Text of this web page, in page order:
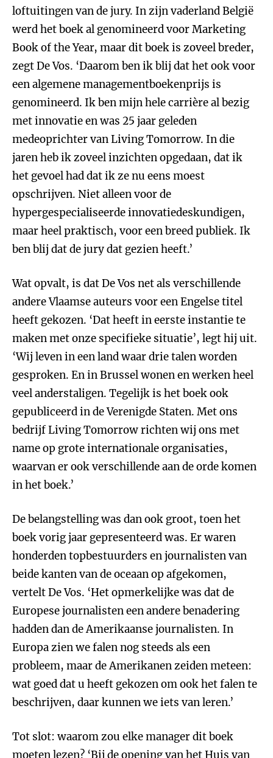
loftuitingen van de jury. In zijn vaderland België
werd het boek al genomineerd voor Marketing
Book of the Year, maar dit boek is zoveel breder,
zegt De Vos. ‘Daarom ben ik blij dat het ook voor
een algemene managementboekenprijs is
genomineerd. Ik ben mijn hele carrière al bezig
met innovatie en was 25 jaar geleden
medeoprichter van Living Tomorrow. In die
jaren heb ik zoveel inzichten opgedaan, dat ik
het gevoel had dat ik ze nu eens moest
opschrijven. Niet alleen voor de
hypergespecialiseerde innovatiedeskundigen,
maar heel praktisch, voor een breed publiek. Ik
ben blij dat de jury dat gezien heeft.’
Wat opvalt, is dat De Vos net als verschillende
andere Vlaamse auteurs voor een Engelse titel
heeft gekozen. ‘Dat heeft in eerste instantie te
maken met onze specifieke situatie’, legt hij uit.
‘Wij leven in een land waar drie talen worden
gesproken. En in Brussel wonen en werken heel
veel anderstaligen. Tegelijk is het boek ook
gepubliceerd in de Verenigde Staten. Met ons
bedrijf Living Tomorrow richten wij ons met
name op grote internationale organisaties,
waarvan er ook verschillende aan de orde komen
in het boek.’
De belangstelling was dan ook groot, toen het
boek vorig jaar gepresenteerd was. Er waren
honderden topbestuurders en journalisten van
beide kanten van de oceaan op afgekomen,
vertelt De Vos. ‘Het opmerkelijke was dat de
Europese journalisten een andere benadering
hadden dan de Amerikaanse journalisten. In
Europa zien we falen nog steeds als een
probleem, maar de Amerikanen zeiden meteen:
wat goed dat u heeft gekozen om ook het falen te
beschrijven, daar kunnen we iets van leren.’
Tot slot: waarom zou elke manager dit boek
moeten lezen? ‘Bij de opening van het Huis van